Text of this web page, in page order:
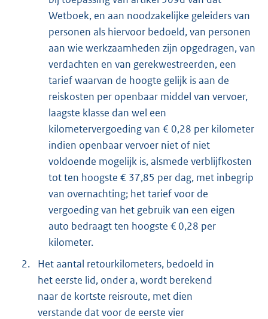
Wetboek, en aan noodzakelijke geleiders van
personen als hiervoor bedoeld, van personen
aan wie werkzaamheden zijn opgedragen, van
verdachten en van gerekwestreerden, een
tarief waarvan de hoogte gelijk is aan de
reiskosten per openbaar middel van vervoer,
laagste klasse dan wel een
kilometervergoeding van € 0,28 per kilometer
indien openbaar vervoer niet of niet
voldoende mogelijk is, alsmede verblijfkosten
tot ten hoogste € 37,85 per dag, met inbegrip
van overnachting; het tarief voor de
vergoeding van het gebruik van een eigen
auto bedraagt ten hoogste € 0,28 per
kilometer.
2.
Het aantal retourkilometers, bedoeld in
het eerste lid, onder a, wordt berekend
naar de kortste reisroute, met dien
verstande dat voor de eerste vier